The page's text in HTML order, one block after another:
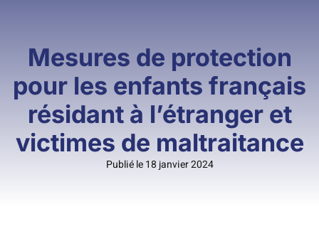
Mesures de protection
pour les enfants français
résidant à l’étranger et
victimes de maltraitance
Publié le 18 janvier 2024